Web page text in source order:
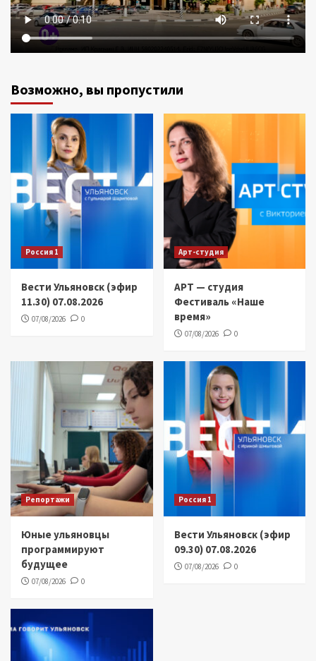
Возможно, вы пропустили
Россия 1
Вести Ульяновск (эфир
11.30) 07.08.2026
07/08/2026 0
Арт-студия
АРТ — студия
Фестиваль «Наше
время»
07/08/2026 0
Репортажи
Юные ульяновцы
программируют
будущее
07/08/2026 0
Россия 1
Вести Ульяновск (эфир
09.30) 07.08.2026
07/08/2026 0